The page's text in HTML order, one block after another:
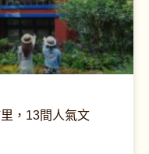
，13間人氣文